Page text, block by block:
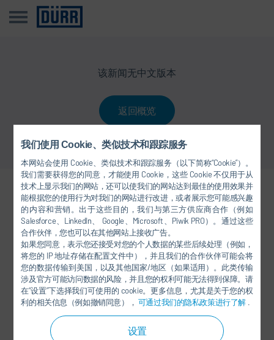
我们使用 Cookie、类似技术和跟踪服务
本网站会使用 Cookie、类似技术和跟踪服务（以下简称“Cookie”）。
我们需要获得您的同意，才能使用 Cookie，这些 Cookie 不仅用于从
技术上显示我们的网站，还可以使我们的网站达到最佳的使用效果并
能根据您的使用行为对我们的网站进行改进，或者展示您可能感兴趣
的内容和营销。出于这些目的，我们与第三方供应商合作（例如
Salesforce、LinkedIn、 Google、Microsoft、Piwik PRO）。通过这些
合作伙伴，您也可以在其他网站上接收广告。
如果您同意，表示您还接受对您的个人数据的某些后续处理（例如，
将您的 IP 地址存储在配置文件中），并且我们的合作伙伴可能会将
您的数据传输到美国，以及其他国家/地区（如果适用）。此类传输
涉及官方可能访问数据的风险，并且您的权利可能无法得到保障。请
在“设置”下选择我们可使用的 cookie。更多信息，尤其是关于您的权
利的相关信息（例如撤销同意）， 可通过我们的隐私政策进行了解 .
设置
该新闻无中文版本
返回概览
关注我们